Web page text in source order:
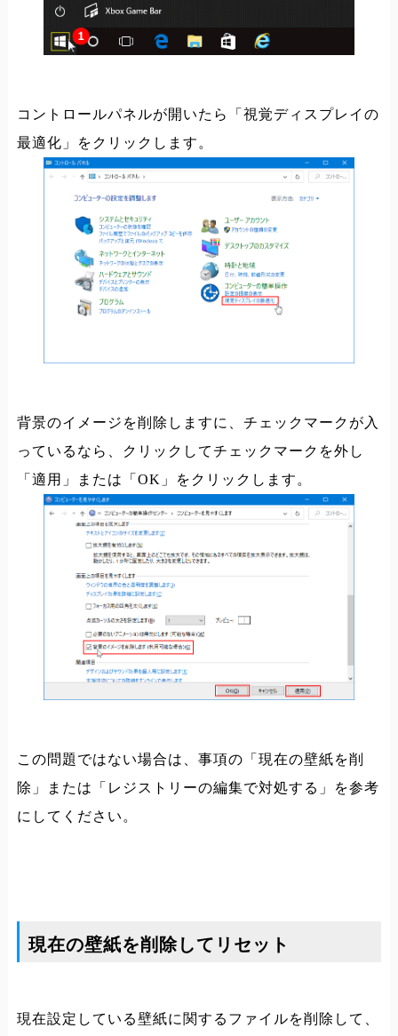
コントロールパネルが開いたら「視覚ディスプレイの
最適化」をクリックします。
背景のイメージを削除しますに、チェックマークが入
っているなら、クリックしてチェックマークを外し
「適用」または「OK」をクリックします。
この問題ではない場合は、事項の「現在の壁紙を削
除」または「レジストリーの編集で対処する」を参考
にしてください。
現在の壁紙を削除してリセット
現在設定している壁紙に関するファイルを削除して、